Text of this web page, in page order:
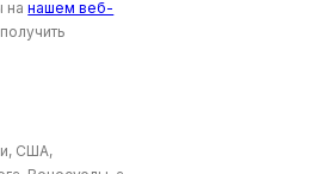
нанашем веб-
США,